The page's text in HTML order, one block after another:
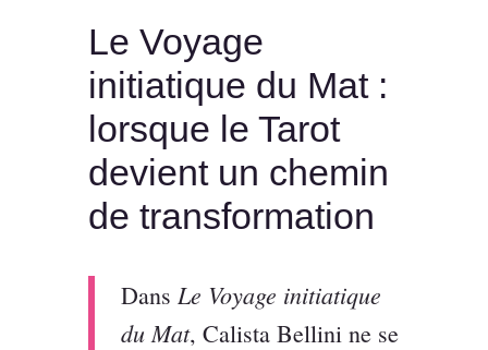
Le Voyage
initiatique du Mat :
lorsque le Tarot
devient un chemin
de transformation
Dans Le Voyage initiatique
du Mat, Calista Bellini ne se